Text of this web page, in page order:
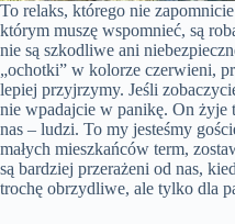
To relaks, którego nie
którym muszę wspomnieć, są
nie są szkodliwe ani
„ochotki” w kolorze czerwieni,
lepiej przyjrzymy. Jeśli
nie wpadajcie w panikę. On żyje
nas – ludzi. To my jesteśmy
małych mieszkańców term,
są bardziej przerażeni od nas,
trochę obrzydliwe, ale tylko dla